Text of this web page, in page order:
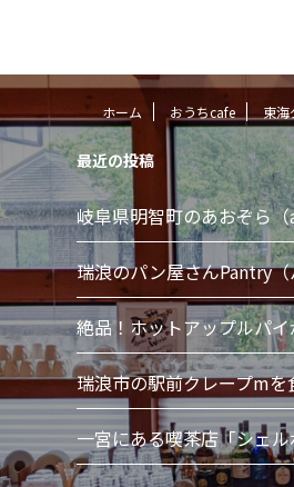
ホーム おうちcafe 東海
最近の投稿
岐阜県明智町のあおぞら
瑞浪のパン屋さんPantry
絶品！ホットアップルパ
瑞浪市の駅前クレープm
一宮にある喫茶店「シェ